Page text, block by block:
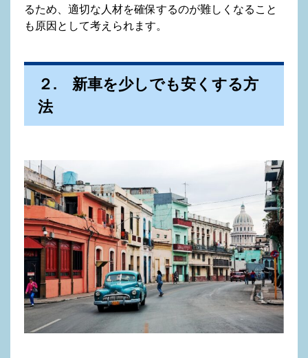
るため、適切な人材を確保するのが難しくなること
も原因として考えられます。
２. 新車を少しでも安くする方
法